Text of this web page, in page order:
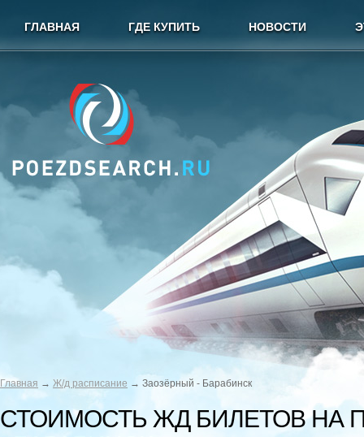
ГЛАВНАЯ ГДЕ КУПИТЬ НОВОСТИ
Главная → Ж/д расписание → Заозёрный - Барабинск
СТОИМОСТЬ ЖД БИЛЕТОВ НА